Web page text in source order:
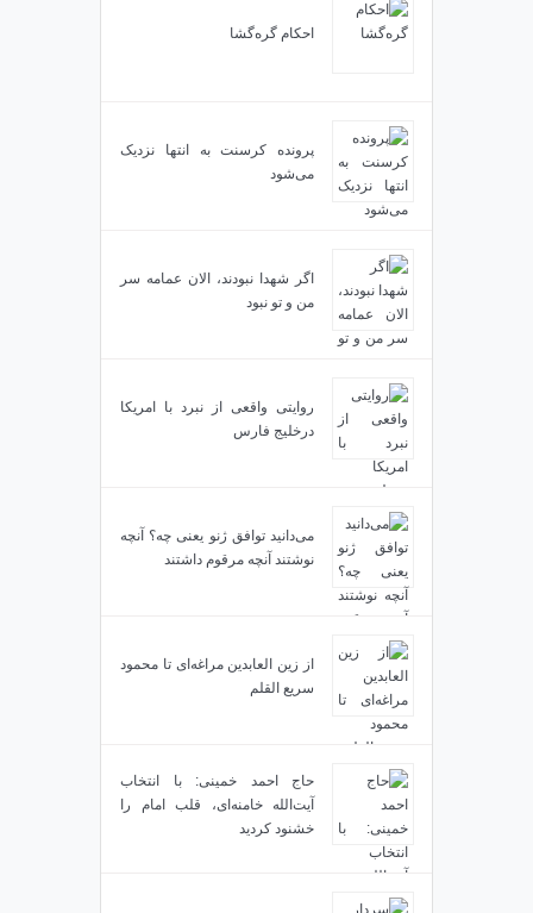
احکام گره‌گشا
پرونده کرسنت به انتها نزدیک
می‌شود
اگر شهدا نبودند، الان عمامه سر
من و تو نبود
روایتی واقعی از نبرد با امریکا
درخلیج فارس
می‌دانید توافق ژنو یعنی چه؟ آنچه
نوشتند آنچه مرقوم داشتند
از زین العابدین مراغه‌ای تا محمود
سریع القلم
حاج احمد خمینی: با انتخاب
آیت‌الله خامنه‌ای، قلب امام را
خشنود کردید